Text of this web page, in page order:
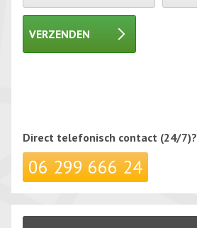
VERZENDEN
Direct telefonisch contact (24/7)?
06 299 666 24